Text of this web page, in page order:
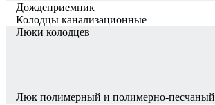
Дождеприемник
Колодцы канализационные
Люки колодцев
Люк полимерный и полимерно-песчаный